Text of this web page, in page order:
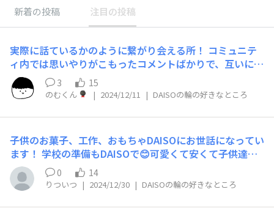
新着の投稿 注目の投稿
実際に話ているかのように繋がり会える所！ コミュニテ
ィ内では思いやりがこもったコメントばかりで、互いに情
報を交換し合いさらにエキスパートなダイソーラーになれ
る所！ホントに素敵なコミュニティ✨ 今後は世界中がダ
イソーラーで溢れることを望んでます！
3 15
のむくん | 2024/12/11 | DAISOの輪の好きなところ
子供のお菓子、工作、おもちゃDAISOにお世話になってい
ます！ 学校の準備もDAISOで😊可愛くて安くて子供達も
喜んでいます😊
0 14
りついつ | 2024/12/30 | DAISOの輪の好きなところ